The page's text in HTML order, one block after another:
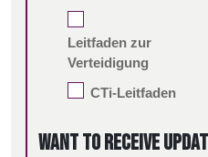
Leitfaden zur
Verteidigung
CTi-Leitfaden
Want to receive